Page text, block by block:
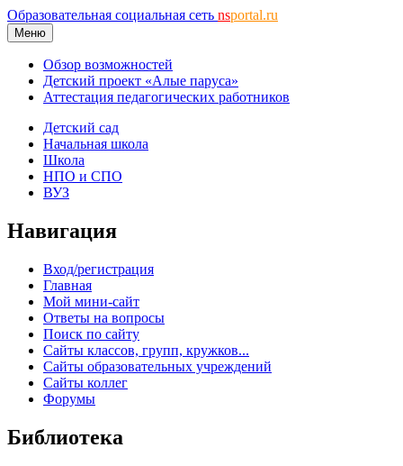
Образовательная социальная сеть nsportal.ru
Меню
Обзор возможностей
Детский проект «Алые паруса»
Аттестация педагогических работников
Детский сад
Начальная школа
Школа
НПО и СПО
ВУЗ
Навигация
Вход/регистрация
Главная
Мой мини-сайт
Ответы на вопросы
Поиск по сайту
Сайты классов, групп, кружков...
Сайты образовательных учреждений
Сайты коллег
Форумы
Библиотека